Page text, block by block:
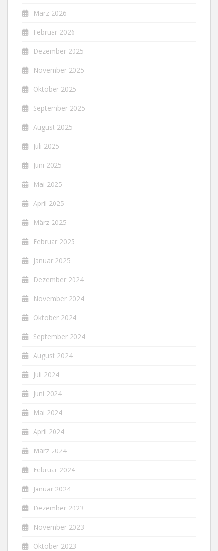
März 2026
Februar 2026
Dezember 2025
November 2025
Oktober 2025
September 2025
August 2025
Juli 2025
Juni 2025
Mai 2025
April 2025
März 2025
Februar 2025
Januar 2025
Dezember 2024
November 2024
Oktober 2024
September 2024
August 2024
Juli 2024
Juni 2024
Mai 2024
April 2024
März 2024
Februar 2024
Januar 2024
Dezember 2023
November 2023
Oktober 2023